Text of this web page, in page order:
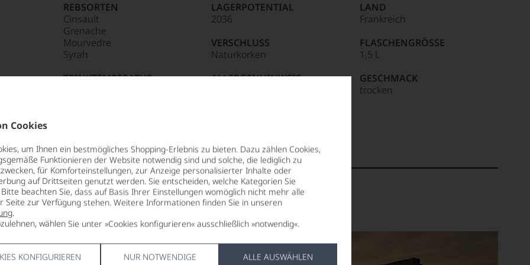
Cookies
um Ihnen ein bestmögliches Shopping-Erlebnis zu bieten. Dazu zählen Cookies,
Funktionieren der Website notwendig sind und solche, die lediglich zu
für Komforteinstellungen, zur Anzeige personalisierter Inhalte oder
auf Drittseiten genutzt werden. Sie entscheiden, welche Kategorien Sie
beachten Sie, dass auf Basis Ihrer Einstellungen womöglich nicht mehr alle
Seite zur Verfügung stehen. Weitere Informationen finden Sie in unseren
.
wählen Sie unter »Cookies konfigurieren« ausschließlich »notwendig«.
KONFIGURIEREN NUR NOTWENDIGE ALLE AUSWÄHLEN
Punkte:
REBSORTEN
Cinsault
Grenache
Mourvedre
Syrah
TRINKTEMPERATUR
LAGERPOTENTIAL
2036
VERSCHLUSS
Naturkorken
ALLERGENHINWEIS
LAND
Frankreich
FLASCHENGRÖSSE
1,5 L
GESCHMACK
trocken
du-Pape, im Herzen der